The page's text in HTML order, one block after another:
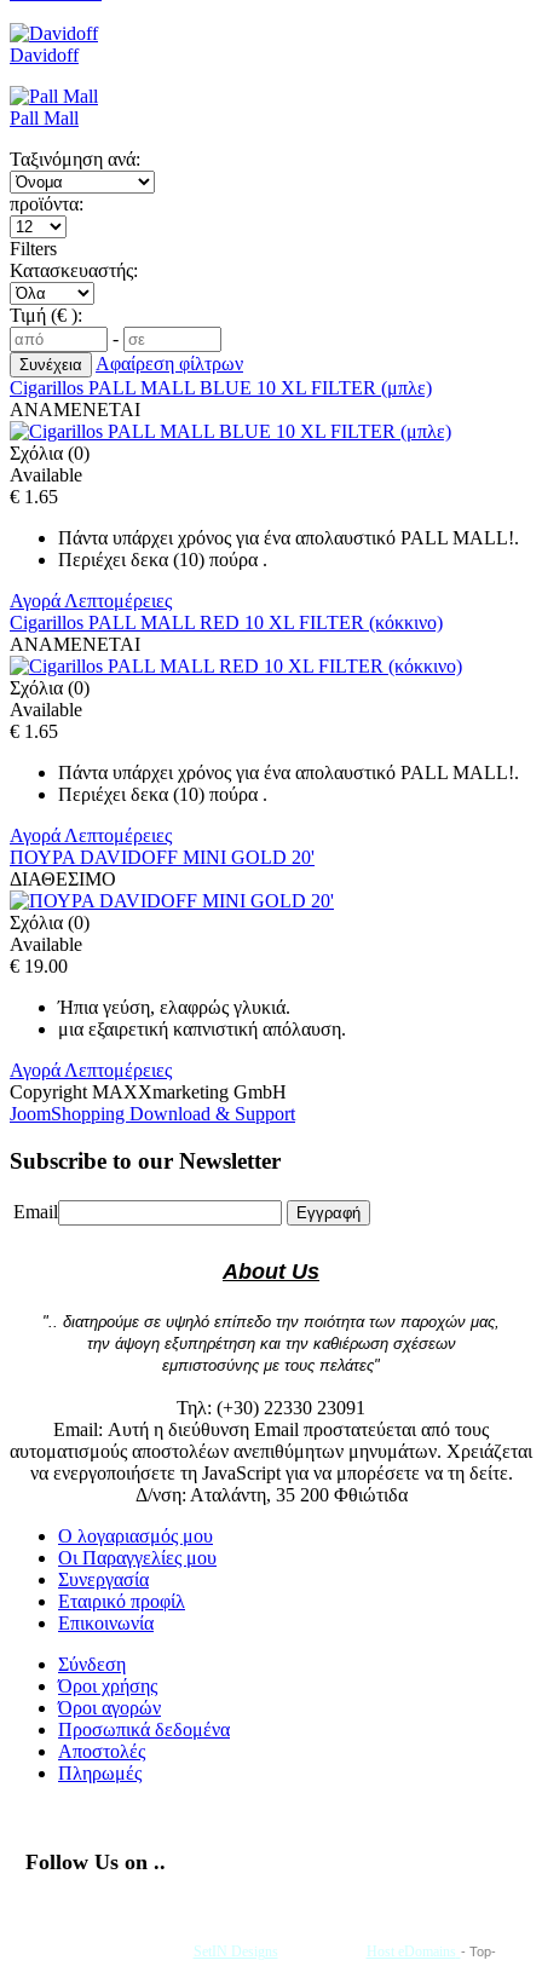
Davidoff
Pall Mall
Ταξινόμηση ανά:
προϊόντα:
Filters
Κατασκευαστής:
Τιμή (€ ):
-
Αφαίρεση φίλτρων
Cigarillos PALL MALL BLUE 10 XL FILTER (μπλε)
ΑΝΑΜΕΝΕΤΑΙ
Σχόλια (0)
Available
€ 1.65
Πάντα υπάρχει χρόνος για ένα απολαυστικό PALL MALL!.
Περιέχει δεκα (10) πούρα .
Αγορά Λεπτομέρειες
Cigarillos PALL MALL RED 10 XL FILTER (κόκκινο)
ΑΝΑΜΕΝΕΤΑΙ
Σχόλια (0)
Available
€ 1.65
Πάντα υπάρχει χρόνος για ένα απολαυστικό PALL MALL!.
Περιέχει δεκα (10) πούρα .
Αγορά Λεπτομέρειες
ΠΟΥΡΑ DAVIDOFF MINI GOLD 20'
ΔΙΑΘΕΣΙΜΟ
Σχόλια (0)
Available
€ 19.00
Ήπια γεύση, ελαφρώς γλυκιά.
μια εξαιρετική καπνιστική απόλαυση.
Αγορά Λεπτομέρειες
Copyright MAXXmarketing GmbH
JoomShopping Download & Support
Subscribe to our Newsletter
Email Εγγραφή
About Us
".. διατηρούμε σε υψηλό επίπεδο την ποιότητα των παροχών μας,
την άψογη εξυπηρέτηση και την καθιέρωση σχέσεων
εμπιστοσύνης με τους πελάτες"
Τηλ: (+30) 22330 23091
Email: Αυτή η διεύθυνση Email προστατεύεται από τους
αυτοματισμούς αποστολέων ανεπιθύμητων μηνυμάτων. Χρειάζεται
να ενεργοποιήσετε τη JavaScript για να μπορέσετε να τη δείτε.
Δ/νση: Αταλάντη, 35 200 Φθιώτιδα
Ο λογαριασμός μου
Οι Παραγγελίες μου
Συνεργασία
Εταιρικό προφίλ
Επικοινωνία
Σύνδεση
Όροι χρήσης
Όροι αγορών
Προσωπικά δεδομένα
Αποστολές
Πληρωμές
Follow Us on ..
SetIN Designs Host eDomains - Top-